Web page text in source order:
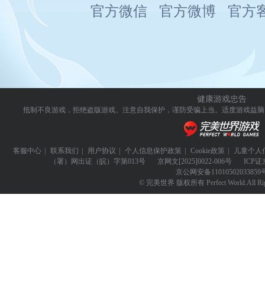
官方微信 官方微博 官方
健康游戏忠告
抵制不良游戏，拒绝盗版游戏。注意自我保护，谨防受骗上当。 适度游戏益
客服中心 联系我们 用户协议 个人信息保护政策 Cookie政策
儿童个人
（署）网出证（皖）字第013号
京网文 [2025]0022-006号 ICP证
京公网安备11010502033859
© 完美世界 版权所有 Perfect World.All